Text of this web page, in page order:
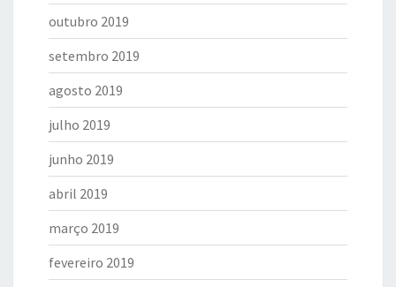
outubro 2019
setembro 2019
agosto 2019
julho 2019
junho 2019
abril 2019
março 2019
fevereiro 2019